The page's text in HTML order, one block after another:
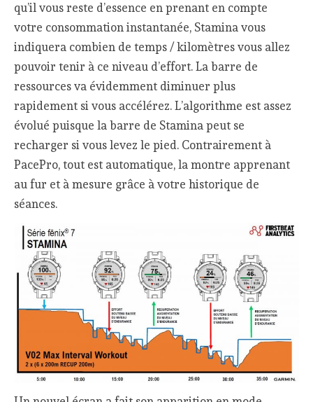
qu’il vous reste d’essence en prenant en compte
votre consommation instantanée, Stamina vous
indiquera combien de temps / kilomètres vous allez
pouvoir tenir à ce niveau d’effort. La barre de
ressources va évidemment diminuer plus
rapidement si vous accélérez. L’algorithme est assez
évolué puisque la barre de Stamina peut se
recharger si vous levez le pied. Contrairement à
PacePro, tout est automatique, la montre apprenant
au fur et à mesure grâce à votre historique de
séances.